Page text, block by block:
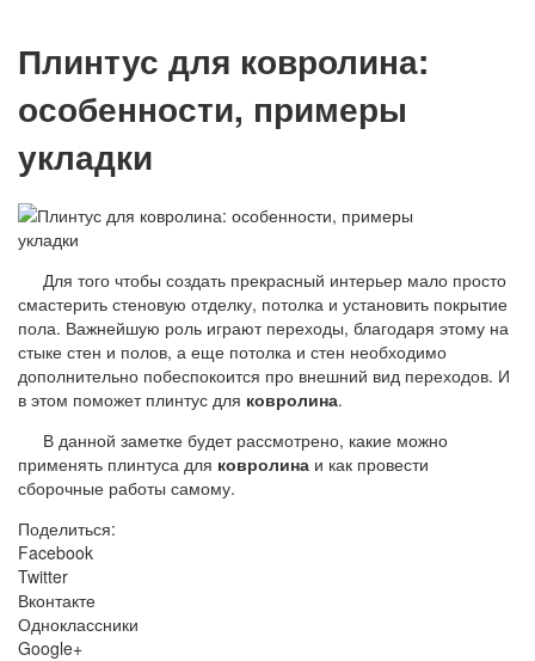
Плинтус для ковролина:
особенности, примеры
укладки
Для того чтобы создать прекрасный интерьер мало просто
смастерить стеновую отделку, потолка и установить покрытие
пола. Важнейшую роль играют переходы, благодаря этому на
стыке стен и полов, а еще потолка и стен необходимо
дополнительно побеспокоится про внешний вид переходов. И
в этом поможет плинтус для ковролина.
В данной заметке будет рассмотрено, какие можно
применять плинтуса для ковролина и как провести
сборочные работы самому.
Поделиться:
Facebook
Twitter
Вконтакте
Одноклассники
Google+